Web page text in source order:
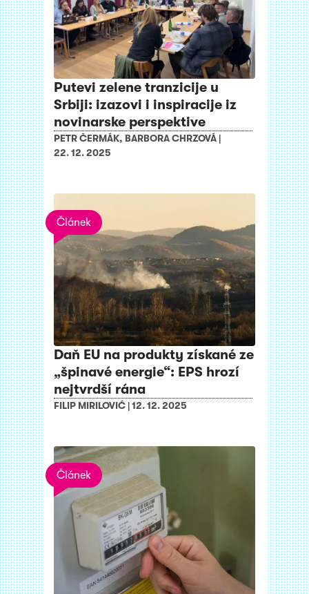
Putevi zelene tranzicije u
Srbiji: izazovi i inspiracije iz
novinarske perspektive
PETR ČERMÁK, BARBORA CHRZOVÁ |
22. 12. 2025
Článek
Daň EU na produkty získané ze
„špinavé energie“: EPS hrozí
nejtvrdší rána
FILIP MIRILOVIĆ |12. 12. 2025
Článek